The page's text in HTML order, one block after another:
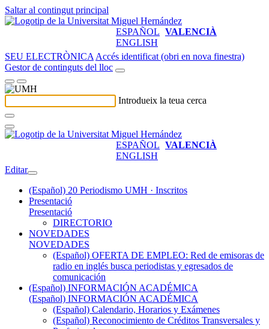
Saltar al contingut principal
ESPAÑOL VALENCIÀ
ENGLISH
SEU ELECTRÒNICA Accés identificat (obri en nova finestra)
Gestor de continguts del lloc
Introdueix la teua cerca
ESPAÑOL VALENCIÀ
ENGLISH
Editar
(Español) 20 Periodismo UMH · Inscritos
Presentació
Presentació
DIRECTORIO
NOVEDADES
NOVEDADES
(Español) OFERTA DE EMPLEO: Red de emisoras de
radio en inglés busca periodistas y egresados de
comunicación
(Español) INFORMACIÓN ACADÉMICA
(Español) INFORMACIÓN ACADÉMICA
(Español) Calendario, Horarios y Exámenes
(Español) Reconocimiento de Créditos Transversales y